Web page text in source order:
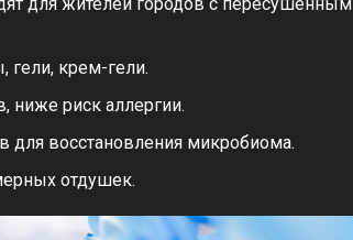
крем-гели.
риск аллергии.
для восстановления микробиома.
отдушек.